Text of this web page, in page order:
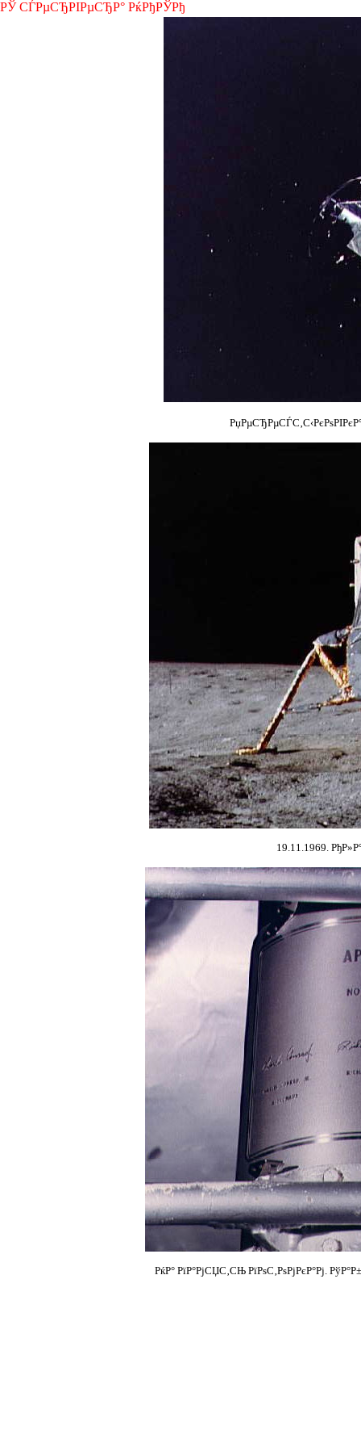
РЎ СЃРµСЂРІРµСЂР° РќРђРЎРђ
19.11.1969.
РќР° РїР°РјСЏС‚СЊ РїРѕС‚РѕРјРєР°Рј.